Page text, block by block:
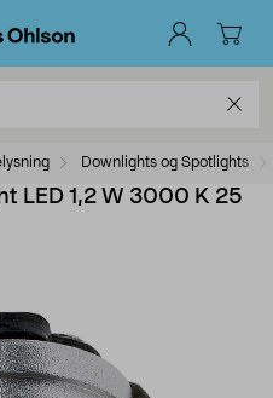
Downlights og Spotlights
LED 1,2 W 3000 K 25